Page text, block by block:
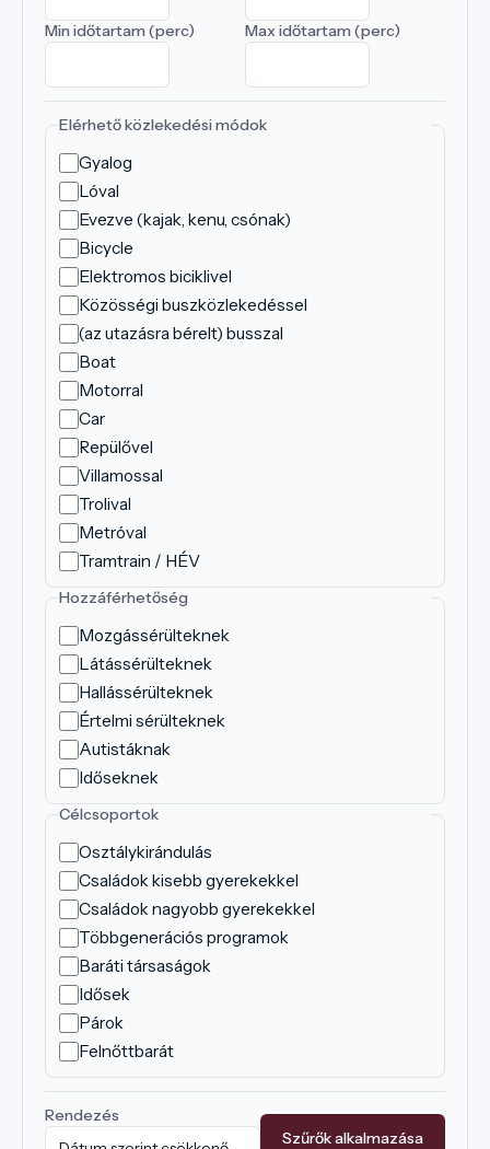
Min időtartam (perc) Max időtartam (perc)
Elérhető közlekedési módok
Gyalog
Lóval
Evezve (kajak, kenu, csónak)
Bicycle
Elektromos biciklivel
Közösségi buszközlekedéssel
(az utazásra bérelt) busszal
Boat
Motorral
Car
Repülővel
Villamossal
Trolival
Metróval
Tramtrain / HÉV
Hozzáférhetőség
Mozgássérülteknek
Látássérülteknek
Hallássérülteknek
Értelmi sérülteknek
Autistáknak
Időseknek
Célcsoportok
Osztálykirándulás
Családok kisebb gyerekekkel
Családok nagyobb gyerekekkel
Többgenerációs programok
Baráti társaságok
Idősek
Párok
Felnőttbarát
Rendezés
Szűrők alkalmazása